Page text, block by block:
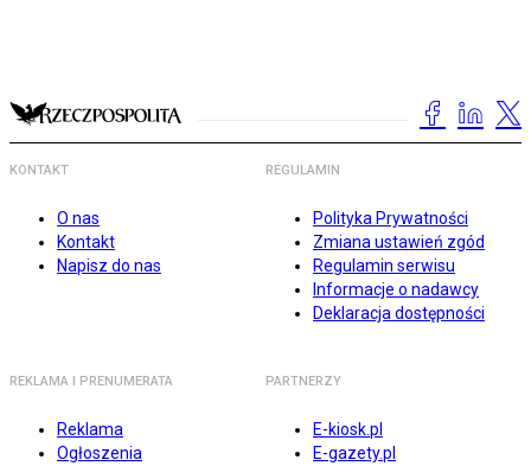
KONTAKT
O nas
Kontakt
Napisz do nas
REGULAMIN
Polityka Prywatności
Zmiana ustawień zgód
Regulamin serwisu
Informacje o nadawcy
Deklaracja dostępności
REKLAMA I PRENUMERATA
Reklama
Ogłoszenia
PARTNERZY
E-kiosk.pl
E-gazety.pl